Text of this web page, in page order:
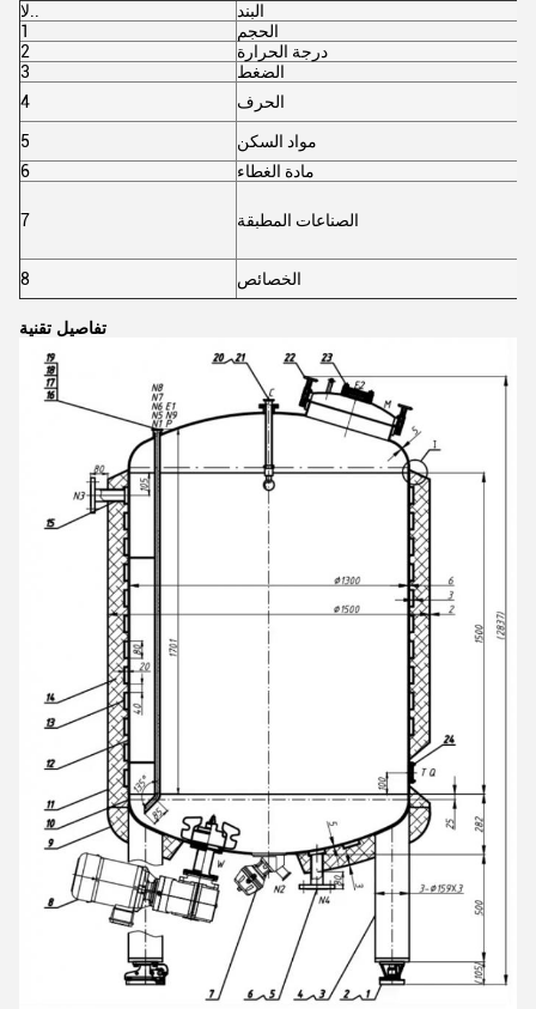
لا..
البند
1
الحجم
2
درجة الحرارة
3
الضغط
4
الحرف
5
مواد السكن
6
مادة الغطاء
7 الصناعات المطبقة
8 الخصائص
تفاصيل تقنية